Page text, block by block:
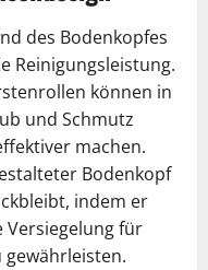
des Bodenkopfes
Reinigungsleistung.
können in
und Schmutz
machen.
Bodenkopf
indem er
Versiegelung für
gewährleisten.